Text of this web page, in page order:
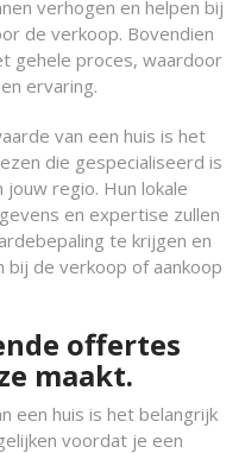
verhogen en helpen bij
de verkoop. Bovendien
gehele proces, waardoor
ervaring.
van een huis is het
die gespecialiseerd is
regio. Hun lokale
en expertise zullen
te krijgen en
bij de verkoop of aankoop
offertes
maakt.
een huis is het belangrijk
voordat je een